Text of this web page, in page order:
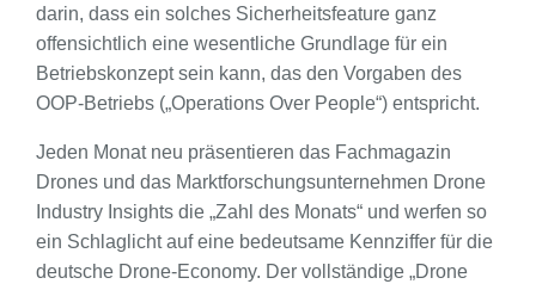
darin, dass ein solches Sicherheitsfeature ganz
offensichtlich eine wesentliche Grundlage für ein
Betriebskonzept sein kann, das den Vorgaben des
OOP-Betriebs („Operations Over People“) entspricht.
Jeden Monat neu präsentieren das Fachmagazin
Drones und das Marktforschungsunternehmen Drone
Industry Insights die „Zahl des Monats“ und werfen so
ein Schlaglicht auf eine bedeutsame Kennziffer für die
deutsche Drone-Economy. Der vollständige „Drone